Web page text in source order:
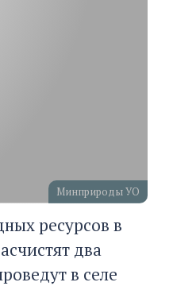
Минприроды УО
ресурсов в
два
в селе